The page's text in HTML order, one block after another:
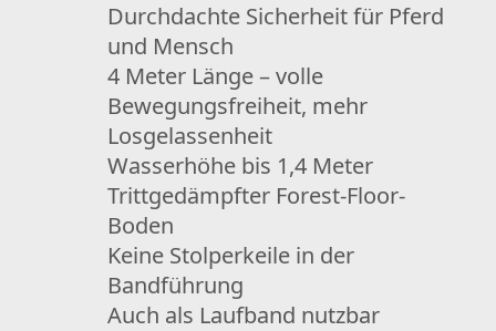
Durchdachte Sicherheit für Pferd
und Mensch
4 Meter Länge – volle
Bewegungsfreiheit, mehr
Losgelassenheit
Wasserhöhe bis 1,4 Meter
Trittgedämpfter Forest-Floor-
Boden
Keine Stolperkeile in der
Bandführung
Auch als Laufband nutzbar